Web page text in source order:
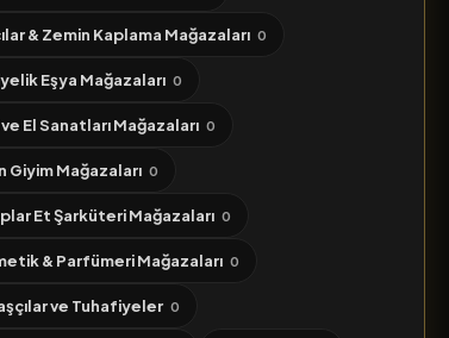
& Zemin Kaplama Mağazaları 0
Eşya Mağazaları 0
El Sanatları Mağazaları 0
Giyim Mağazaları 0
Et Şarküteri Mağazaları 0
& Parfümeri Mağazaları 0
ve Tuhafiyeler 0